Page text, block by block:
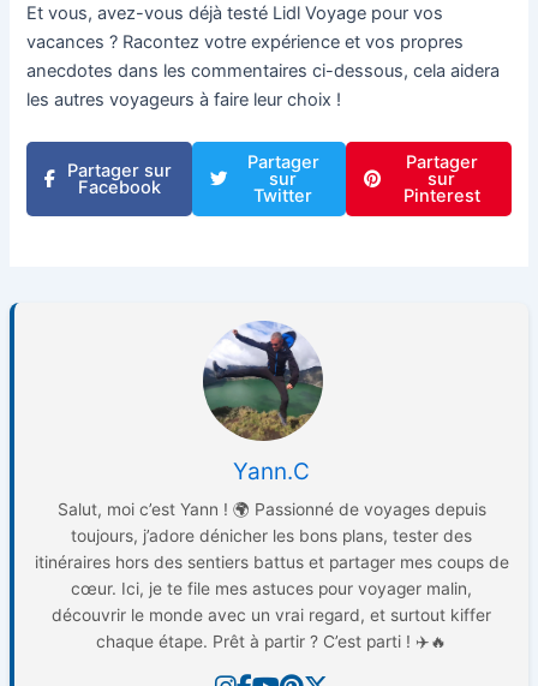
Et vous, avez-vous déjà testé Lidl Voyage pour vos
vacances ? Racontez votre expérience et vos propres
anecdotes dans les commentaires ci-dessous, cela aidera
les autres voyageurs à faire leur choix !
Partager sur
Facebook
Partager
sur
Twitter
Partager
sur
Pinterest
Yann.C
Salut, moi c’est Yann ! 🌍 Passionné de voyages depuis
toujours, j’adore dénicher les bons plans, tester des
itinéraires hors des sentiers battus et partager mes coups de
cœur. Ici, je te file mes astuces pour voyager malin,
découvrir le monde avec un vrai regard, et surtout kiffer
chaque étape. Prêt à partir ? C’est parti ! ✈️🔥